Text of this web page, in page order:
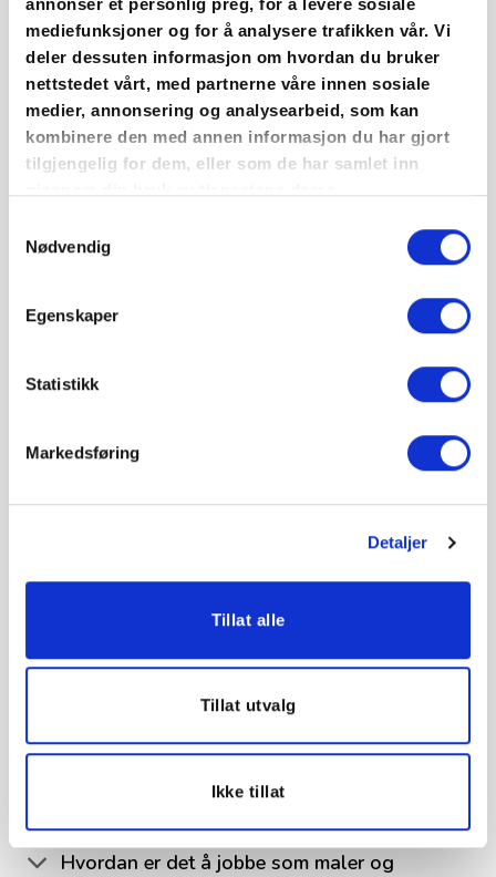
annonser et personlig preg, for å levere sosiale
mediefunksjoner og for å analysere trafikken vår. Vi
deler dessuten informasjon om hvordan du bruker
nettstedet vårt, med partnerne våre innen sosiale
medier, annonsering og analysearbeid, som kan
kombinere den med annen informasjon du har gjort
tilgjengelig for dem, eller som de har samlet inn
Nødvendig
Egenskaper
Statistikk
Markedsføring
Detaljer
Tillat alle
Tillat utvalg
Ikke tillat
våtrom
🎨 Restaurere ved bruk av eldre
malingsteknikker
🎨 Velge riktige materialer og bruk av ulike
metoder og verktøy for å beskytte overflater
Utdanning
Svennebrev og videre
Svenneprøve i malerfaget
Hvordan er det å jobbe som maler og